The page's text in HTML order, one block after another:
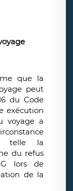
que la
peut
du Code
exécution
voyage a
telle la
du refus
G lors de
de la